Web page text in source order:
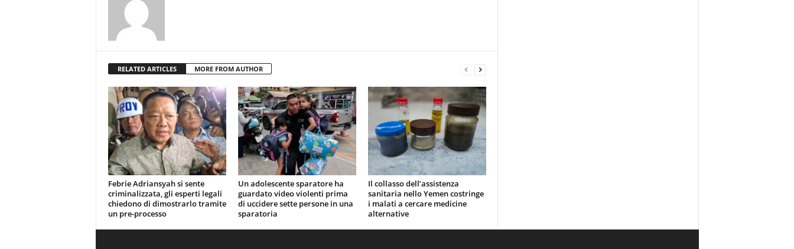
RELATED ARTICLES MORE FROM AUTHOR
Febrie Adriansyah si sente
criminalizzata, gli esperti legali
chiedono di dimostrarlo tramite
un pre-processo
Un adolescente sparatore ha
guardato video violenti prima
di uccidere sette persone in una
sparatoria
Il collasso dell’assistenza
sanitaria nello Yemen costringe
i malati a cercare medicine
alternative